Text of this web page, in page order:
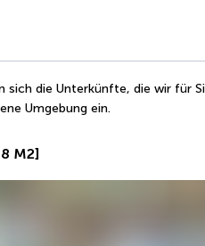
sich die Unterkünfte, die wir für
Umgebung ein.
M2]